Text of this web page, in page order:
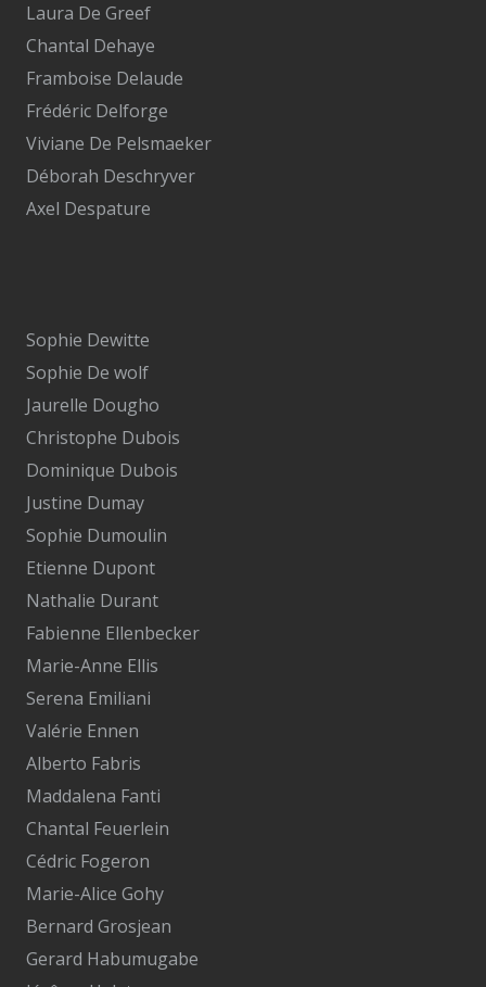
Laura De Greef
Chantal Dehaye
Framboise Delaude
Frédéric Delforge
Viviane De Pelsmaeker
Déborah Deschryver
Axel Despature
Sophie Dewitte
Sophie De wolf
Jaurelle Dougho
Christophe Dubois
Dominique Dubois
Justine Dumay
Sophie Dumoulin
Etienne Dupont
Nathalie Durant
Fabienne Ellenbecker
Marie-Anne Ellis
Serena Emiliani
Valérie Ennen
Alberto Fabris
Maddalena Fanti
Chantal Feuerlein
Cédric Fogeron
Marie-Alice Gohy
Bernard Grosjean
Gerard Habumugabe